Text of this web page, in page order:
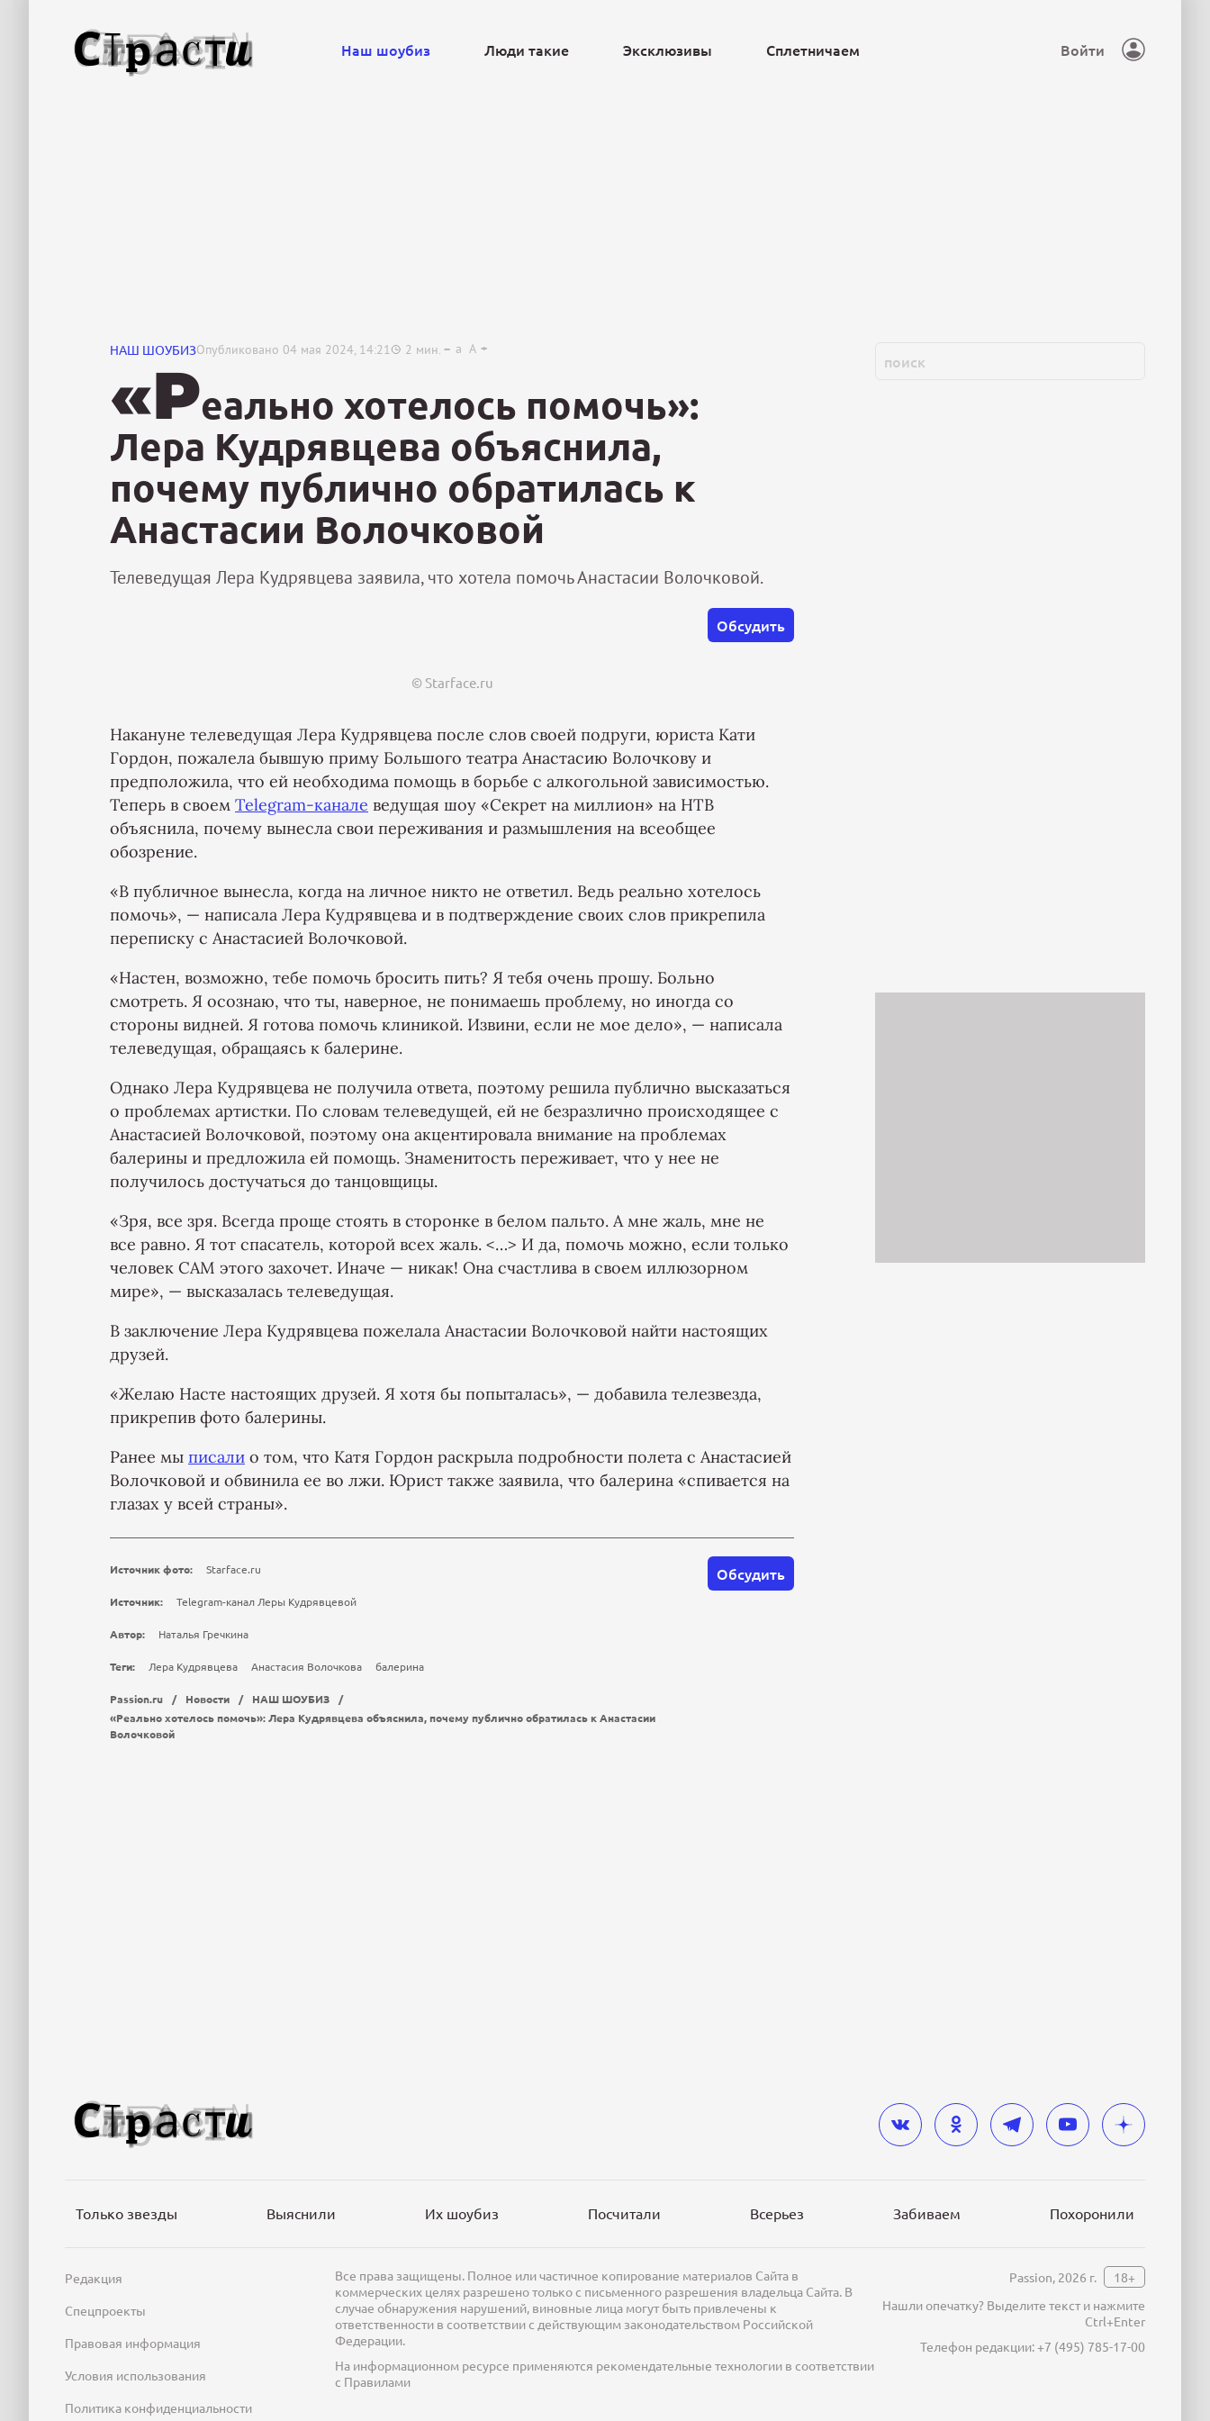
Наш шоубиз Люди такие Эксклюзивы Сплетничаем Войти
НАШ ШОУБИЗОпубликовано 04 мая 2024, 14:21 2 мин. a A
«Реально хотелось помочь»:
Лера Кудрявцева объяснила,
почему публично обратилась к
Анастасии Волочковой
Телеведущая Лера Кудрявцева заявила, что хотела помочь Анастасии Волочковой.
Обсудить
© Starface.ru
Накануне телеведущая Лера Кудрявцева после слов своей подруги, юриста Кати
Гордон, пожалела бывшую приму Большого театра Анастасию Волочкову и
предположила, что ей необходима помощь в борьбе с алкогольной зависимостью.
Теперь в своем Telegram-канале ведущая шоу «Секрет на миллион» на НТВ
объяснила, почему вынесла свои переживания и размышления на всеобщее
обозрение.
«В публичное вынесла, когда на личное никто не ответил. Ведь реально хотелось
помочь», — написала Лера Кудрявцева и в подтверждение своих слов прикрепила
переписку с Анастасией Волочковой.
«Настен, возможно, тебе помочь бросить пить? Я тебя очень прошу. Больно
смотреть. Я осознаю, что ты, наверное, не понимаешь проблему, но иногда со
стороны видней. Я готова помочь клиникой. Извини, если не мое дело», — написала
телеведущая, обращаясь к балерине.
Однако Лера Кудрявцева не получила ответа, поэтому решила публично высказаться
о проблемах артистки. По словам телеведущей, ей не безразлично происходящее с
Анастасией Волочковой, поэтому она акцентировала внимание на проблемах
балерины и предложила ей помощь. Знаменитость переживает, что у нее не
получилось достучаться до танцовщицы.
«Зря, все зря. Всегда проще стоять в сторонке в белом пальто. А мне жаль, мне не
все равно. Я тот спасатель, которой всех жаль. <…> И да, помочь можно, если только
человек САМ этого захочет. Иначе — никак! Она счастлива в своем иллюзорном
мире», — высказалась телеведущая.
В заключение Лера Кудрявцева пожелала Анастасии Волочковой найти настоящих
друзей.
«Желаю Насте настоящих друзей. Я хотя бы попыталась», — добавила телезвезда,
прикрепив фото балерины.
Ранее мы писали о том, что Катя Гордон раскрыла подробности полета с Анастасией
Волочковой и обвинила ее во лжи. Юрист также заявила, что балерина «спивается на
глазах у всей страны».
Обсудить
Источник фото: Starface.ru
Источник: Telegram-канал Леры Кудрявцевой
Автор: Наталья Гречкина
Теги: Лера Кудрявцева Анастасия Волочкова балерина
Passion.ru / Новости / НАШ ШОУБИЗ
/
«Реально хотелось помочь»: Лера Кудрявцева объяснила, почему публично обратилась к Анастасии
Волочковой
Только звезды Выяснили Их шоубиз Посчитали Всерьез Забиваем Похоронили
Редакция
Спецпроекты
Правовая информация
Условия использования
Политика конфиденциальности
Passion, 2026 г.
18+
Нашли опечатку? Выделите текст и нажмите
Ctrl+Enter
Телефон редакции:+7 (495) 785-17-00
Все права защищены. Полное или частичное копирование материалов Сайта в
коммерческих целях разрешено только с письменного разрешения владельца Сайта. В
случае обнаружения нарушений, виновные лица могут быть привлечены к
ответственности в соответствии с действующим законодательством Российской
Федерации.
На информационном ресурсе применяются рекомендательные технологии в соответствии
с Правилами